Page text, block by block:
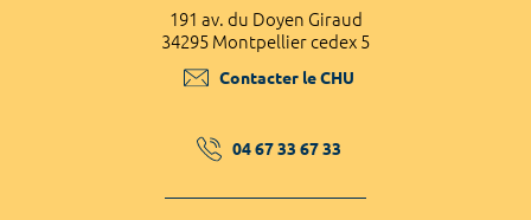
191 av. du Doyen Giraud
34295 Montpellier cedex 5
Contacter le CHU
04 67 33 67 33